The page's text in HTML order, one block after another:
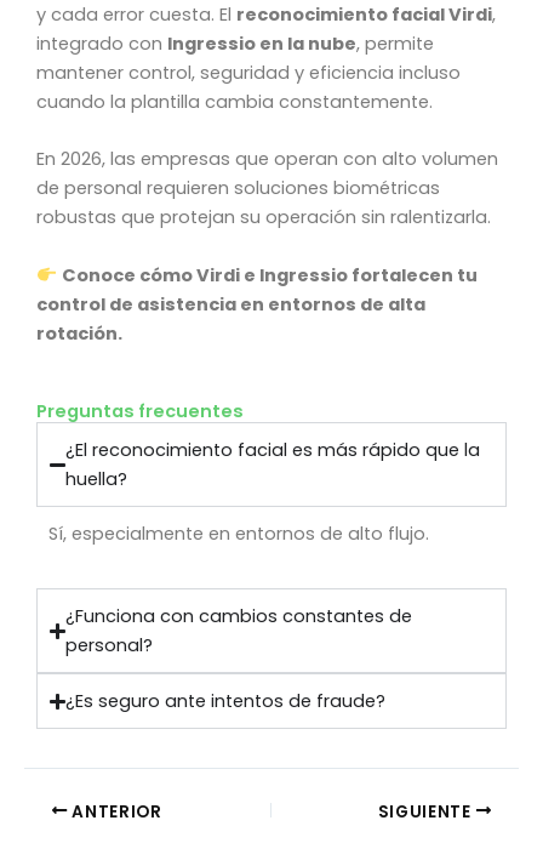
y cada error cuesta. El reconocimiento facial Virdi,
integrado con Ingressio en la nube, permite
mantener control, seguridad y eficiencia incluso
cuando la plantilla cambia constantemente.
En 2026, las empresas que operan con alto volumen
de personal requieren soluciones biométricas
robustas que protejan su operación sin ralentizarla.
Conoce cómo Virdi e Ingressio fortalecen tu
control de asistencia en entornos de alta
rotación.
Preguntas frecuentes
¿El reconocimiento facial es más rápido que la
huella?
Sí, especialmente en entornos de alto flujo.
¿Funciona con cambios constantes de
personal?
¿Es seguro ante intentos de fraude?
ANTERIOR SIGUIENTE